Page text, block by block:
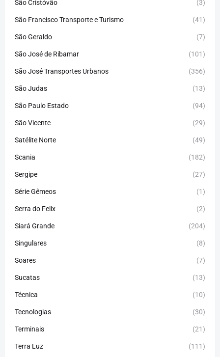
São Cristóvão (3)
São Francisco Transporte e Turismo (41)
São Geraldo (7)
São José de Ribamar (101)
São José Transportes Urbanos (356)
São Judas (13)
São Paulo Estado (94)
São Vicente (29)
Satélite Norte (49)
Scania (182)
Sergipe (27)
Série Gêmeos (1)
Serra do Felix (2)
Siará Grande (204)
Singulares (8)
Soares (7)
Sucatas (13)
Técnica (10)
Tecnologias (30)
Terminais (21)
Terra Luz (111)